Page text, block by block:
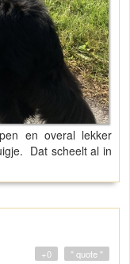
en overal lekker
Dat scheelt al in
" quote "
+0